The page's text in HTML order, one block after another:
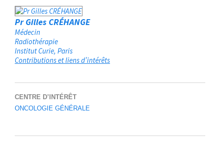
Pr Gilles CRÉHANGE
Médecin
Radiothérapie
Institut Curie Paris
Contributions et liens d’intérêts
CENTRE D’INTÉRÊT
ONCOLOGIE GÉNÉRALE